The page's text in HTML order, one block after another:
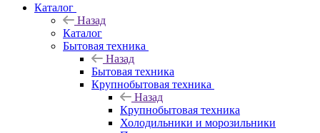
Каталог
Назад
Каталог
Бытовая техника
Назад
Бытовая техника
Крупнобытовая техника
Назад
Крупнобытовая техника
Холодильники и морозильники